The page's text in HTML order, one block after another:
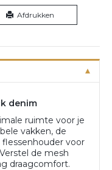
Afdrukken
denim
ruimte voor je
vakken, de
voor
de mesh
draagcomfort.